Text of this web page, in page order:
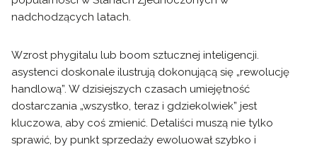
nadchodzących latach.
Wzrost phygitalu lub boom sztucznej inteligencji.
asystenci doskonale ilustrują dokonującą się „rewolucję
handlową”. W dzisiejszych czasach umiejętność
dostarczania „wszystko, teraz i gdziekolwiek” jest
kluczowa, aby coś zmienić. Detaliści muszą nie tylko
sprawić, by punkt sprzedaży ewoluował szybko i